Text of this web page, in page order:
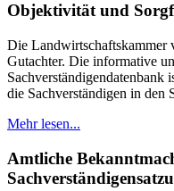
Objektivität und
Die Landwirtschaftskammer
Gutachter. Die informative
Sachverständigendatenbank
die Sachverständigen in
Mehr lesen...
Amtliche